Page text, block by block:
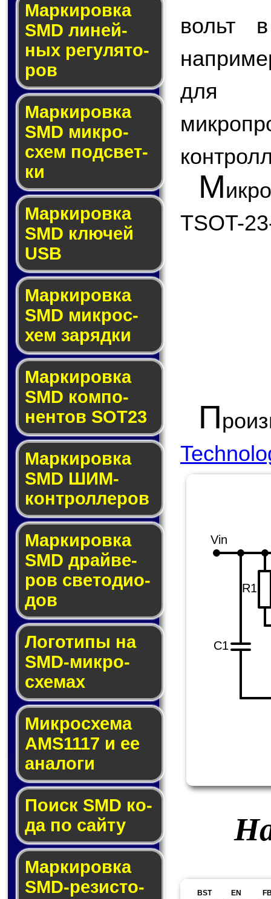
Маркировка
SMD ли­ней­
ных ре­гу­ля­то­
ров
Маркировка
SMD мик­ро­
схем под­свет­
ки
Маркировка
SMD клю­чей
USB
Маркировка
SMD мик­рос­
хем за­ряд­ки
Маркировка
SMD ком­по­
нен­тов SOT23
Маркировка
SMD ШИМ-
кон­трол­ле­ров
Маркировка
SMD драй­ве­
ров све­то­ди­о­
дов
Логотипы на
SMD-мик­ро­
схе­мах
Микросхема
AMS1117 и ее
ана­ло­ги
Поиск SMD ко­
да по сай­ту
Маркировка
SMD-ре­зис­то­
вольт
для
М
TSOT-
П
C1
Vin
R1
EN
BST